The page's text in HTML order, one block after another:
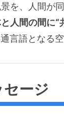
を、人間が
人間の間に“
言語となる空
セージ